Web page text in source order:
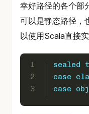
幸好路径的各个部
可以是静态路径，
以使用Scala直接实
1
2
3
sealed
case
case